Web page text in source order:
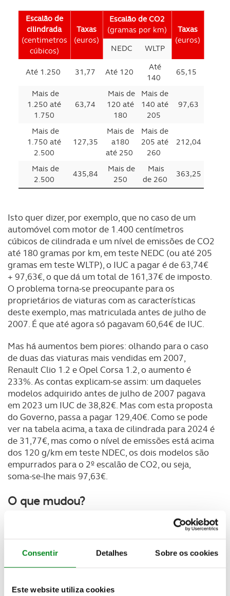
Consentir Detalhes Sobre os cookies
Este website utiliza cookies
Escalão de
cilindrada
(centimetros
cúbicos)
Taxas
(euros)
Escalão de CO2
(gramas por km)
Taxas
(euros)
NEDC
WLTP
Até 1.250 31,77 Até 120
Até
140
65,15
Mais de
1.250 até
1.750
63,74
Mais de
120 até
180
Mais de
140 até
205
97,63
Mais de
1.750 até
2.500
127,35
Mais de
a180
até 250
Mais de
205 até
260
212,04
Mais de
2.500
435,84
Mais de
250
Mais
de 260
363,25
Isto quer dizer, por exemplo, que no caso de um
automóvel com motor de 1.400 centímetros
cúbicos de cilindrada e um nível de emissões de CO2
até 180 gramas por km, em teste NEDC (ou até 205
gramas em teste WLTP), o IUC a pagar é de 63,74€
+ 97,63€, o que dá um total de 161,37€ de imposto.
O problema torna-se preocupante para os
proprietários de viaturas com as características
deste exemplo, mas matriculada antes de julho de
2007. É que até agora só pagavam 60,64€ de IUC.
Mas há aumentos bem piores: olhando para o caso
de duas das viaturas mais vendidas em 2007,
Renault Clio 1.2 e Opel Corsa 1.2, o aumento é
233%. As contas explicam-se assim: um daqueles
modelos adquirido antes de julho de 2007 pagava
em 2023 um IUC de 38,82€. Mas com esta proposta
do Governo, passa a pagar 129,40€. Como se pode
ver na tabela acima, a taxa de cilindrada para 2024 é
de 31,77€, mas como o nível de emissões está acima
dos 120 g/km em teste NDEC, os dois modelos são
empurrados para o 2º escalão de CO2, ou seja,
soma-se-lhe mais 97,63€.
O que mudou?
veículos anteriores a 1 de julho de 2007 tiveram
uma tributação mais elevada no momento da
aquisição, através do antigo imposto automóvel, e
aquisição para a sua vida útil. O